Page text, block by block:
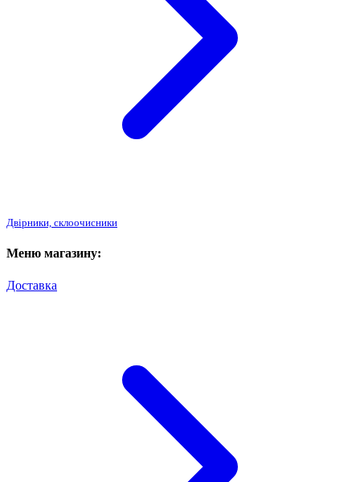
Двірники, склоочисники
Меню магазину:
Доставка